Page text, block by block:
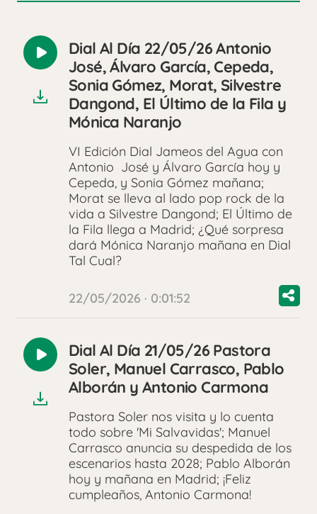
Reproducir
audio
Dial Al Día 22/05/26 Antonio
José, Álvaro García, Cepeda,
Sonia Gómez, Morat, Silvestre
Dangond, El Último de la Fila y
Mónica Naranjo
VI Edición Dial Jameos del Agua con
Antonio José y Álvaro García hoy y
Cepeda, y Sonia Gómez mañana;
Morat se lleva al lado pop rock de la
vida a Silvestre Dangond; El Último de
la Fila llega a Madrid; ¿Qué sorpresa
dará Mónica Naranjo mañana en Dial
Tal Cual?
22/05/2026 · 0:01:52
Reproducir
audio
Dial Al Día 21/05/26 Pastora
Soler, Manuel Carrasco, Pablo
Alborán y Antonio Carmona
Pastora Soler nos visita y lo cuenta
todo sobre 'Mi Salvavidas'; Manuel
Carrasco anuncia su despedida de los
escenarios hasta 2028; Pablo Alborán
hoy y mañana en Madrid; ¡Feliz
cumpleaños, Antonio Carmona!